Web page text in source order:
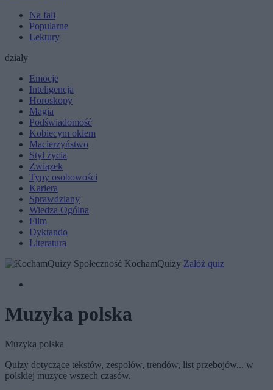
Na fali
Popularne
Lektury
działy
Emocje
Inteligencja
Horoskopy
Magia
Podświadomość
Kobiecym okiem
Macierzyństwo
Styl życia
Związek
Typy osobowości
Kariera
Sprawdziany
Wiedza Ogólna
Film
Dyktando
Literatura
Społeczność KochamQuizy Załóż quiz
Muzyka polska
Muzyka polska
Quizy dotyczące tekstów, zespołów, trendów, list przebojów... w
polskiej muzyce wszech czasów.